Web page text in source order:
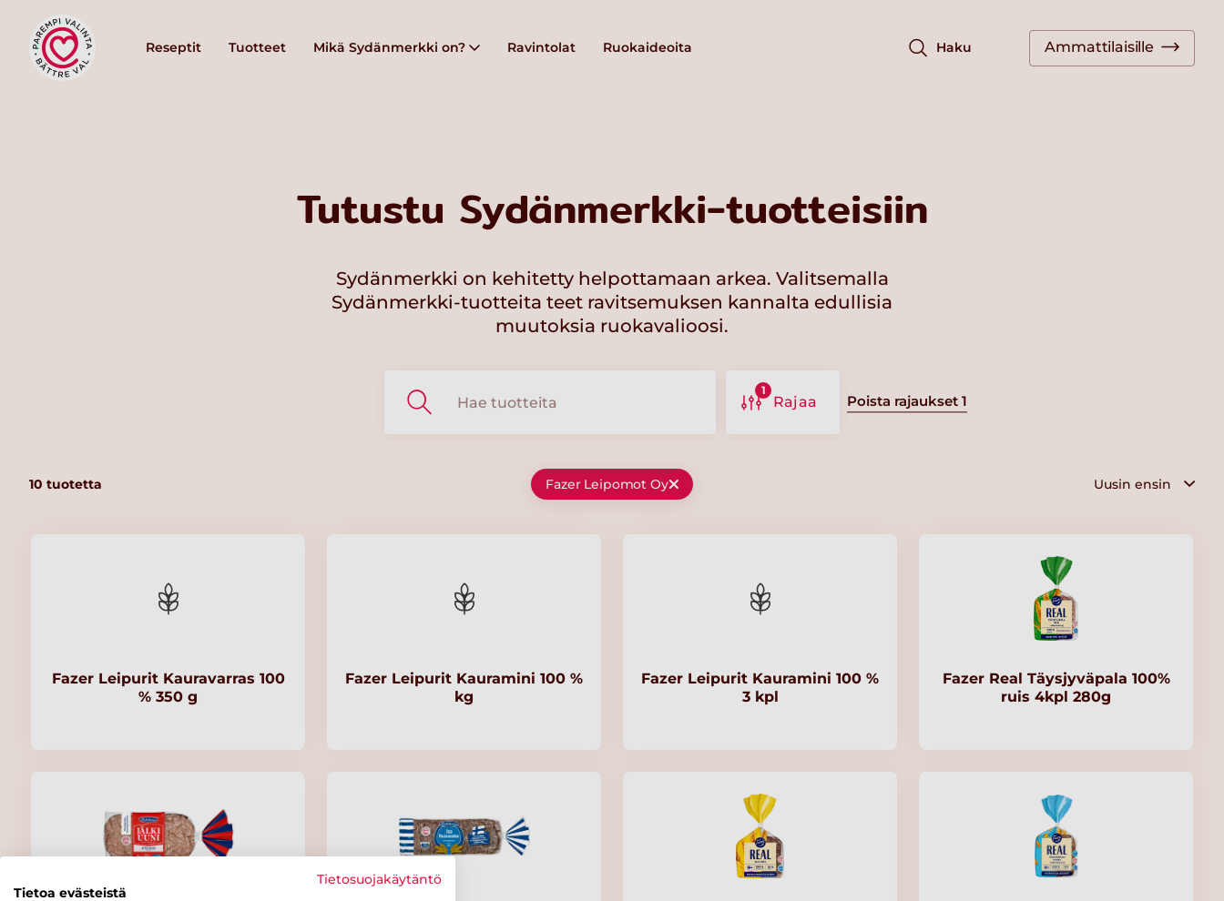
Reseptit Tuotteet Mikä Sydänmerkki on? Ravintolat Ruokaideoita Haku Ammattilaisille
Tutustu Sydänmerkki-tuotteisiin
Sydänmerkki on kehitetty helpottamaan arkea. Valitsemalla
Sydänmerkki-tuotteita teet ravitsemuksen kannalta edullisia
muutoksia ruokavalioosi.
1
Rajaa Poista rajaukset 1
10 tuotetta Fazer Leipomot Oy
Fazer Leipurit Kauravarras 100
% 350 g
Fazer Leipurit Kauramini 100 %
kg
Fazer Leipurit Kauramini 100 %
3 kpl
Fazer Real Täysjyväpala 100%
ruis 4kpl 280g
Tietosuojakäytäntö
Tietoa evästeistä